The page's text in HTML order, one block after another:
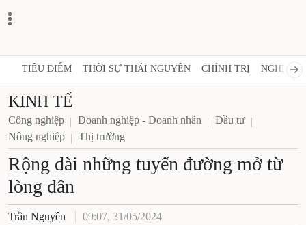
TIÊU ĐIỂM THỜI SỰ THÁI NGUYÊN CHÍNH TRỊ NGHỊ
KINH TẾ
Công nghiệp Doanh nghiệp - Doanh nhân
Đầu tư
Nông nghiệp
Thị trường
Rộng dài những tuyến đường mở từ
lòng dân
Trần Nguyên 09:07, 31/05/2024